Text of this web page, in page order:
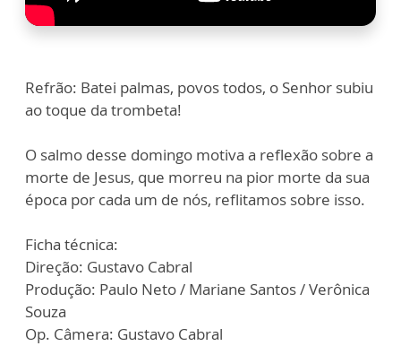
Refrão: Batei palmas, povos todos, o Senhor subiu
ao toque da trombeta!
O salmo desse domingo motiva a reflexão sobre a
morte de Jesus, que morreu na pior morte da sua
época por cada um de nós, reflitamos sobre isso.
Ficha técnica:
Direção: Gustavo Cabral
Produção: Paulo Neto / Mariane Santos / Verônica
Souza
Op. Câmera: Gustavo Cabral